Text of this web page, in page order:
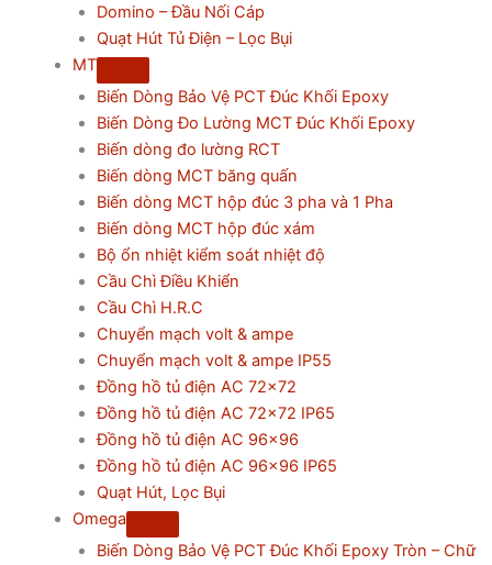
Domino – Đầu Nối Cáp
Quạt Hút Tủ Điện – Lọc Bụi
MT
Biến Dòng Bảo Vệ PCT Đúc Khối Epoxy
Biến Dòng Đo Lường MCT Đúc Khối Epoxy
Biến dòng đo lường RCT
Biến dòng MCT băng quấn
Biến dòng MCT hộp đúc 3 pha và 1 Pha
Biến dòng MCT hộp đúc xám
Bộ ổn nhiệt kiểm soát nhiệt độ
Cầu Chì Điều Khiển
Cầu Chì H.R.C
Chuyển mạch volt & ampe
Chuyển mạch volt & ampe IP55
Đồng hồ tủ điện AC 72×72
Đồng hồ tủ điện AC 72×72 IP65
Đồng hồ tủ điện AC 96×96
Đồng hồ tủ điện AC 96×96 IP65
Quạt Hút, Lọc Bụi
Omega
Biến Dòng Bảo Vệ PCT Đúc Khối Epoxy Tròn – Chữ